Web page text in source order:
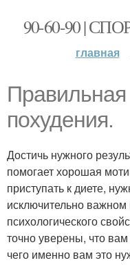
90-60-90 |
главная
похудения.
Достичь нужного
помогает хорошая
приступать к диете,
исключительно
психологического
точно уверены, что
чего именно вам это